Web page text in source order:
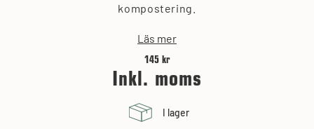
kompostering.
Läs mer
145 kr
Inkl. moms
I lager